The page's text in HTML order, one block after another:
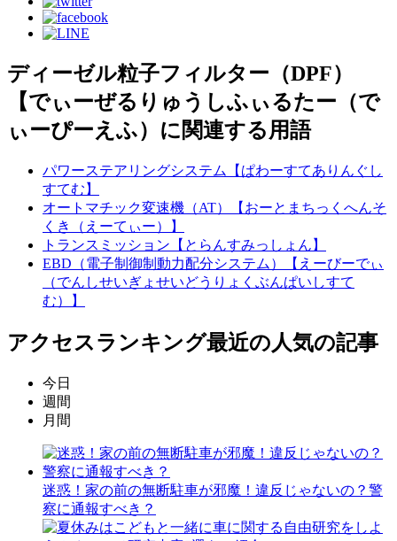
ディーゼル粒子フィルター（DPF）
【でぃーぜるりゅうしふぃるたー（で
ぃーぴーえふ）に関連する用語
パワーステアリングシステム【ぱわーすてありんぐし
すてむ】
オートマチック変速機（AT）【おーとまちっくへんそ
くき（えーてぃー）】
トランスミッション【とらんすみっしょん】
EBD（電子制御制動力配分システム）【えーびーでぃ
（でんしせいぎょせいどうりょくぶんぱいしすて
む）】
アクセスランキング最近の人気の記事
今日
週間
月間
迷惑！家の前の無断駐車が邪魔！違反じゃないの？警
察に通報すべき？